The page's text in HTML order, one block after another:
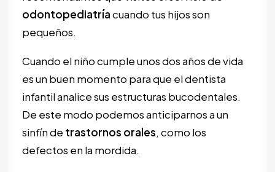
odontopediatríacuando tus hijos son
pequeños.
Cuando el niño cumple unos dos años de vida
es un buen momento para que el dentista
infantil analice sus estructuras bucodentales.
De este modo podemos anticiparnos a un
sinfín de trastornos orales, como los
defectos en la mordida.